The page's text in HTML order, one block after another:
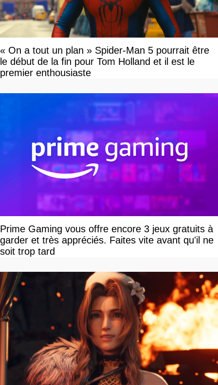
« On a tout un plan » Spider-Man 5 pourrait être
le début de la fin pour Tom Holland et il est le
premier enthousiaste
Prime Gaming vous offre encore 3 jeux gratuits à
garder et très appréciés. Faites vite avant qu'il ne
soit trop tard